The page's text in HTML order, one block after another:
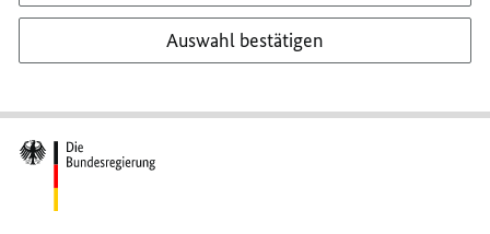
Auswahl bestätigen